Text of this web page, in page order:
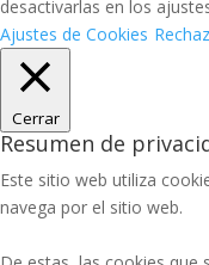
desactivarlas en los
Ajustes de Cookies
Cerrar
Resumen de
Este sitio web utiliza
navega por el sitio web.